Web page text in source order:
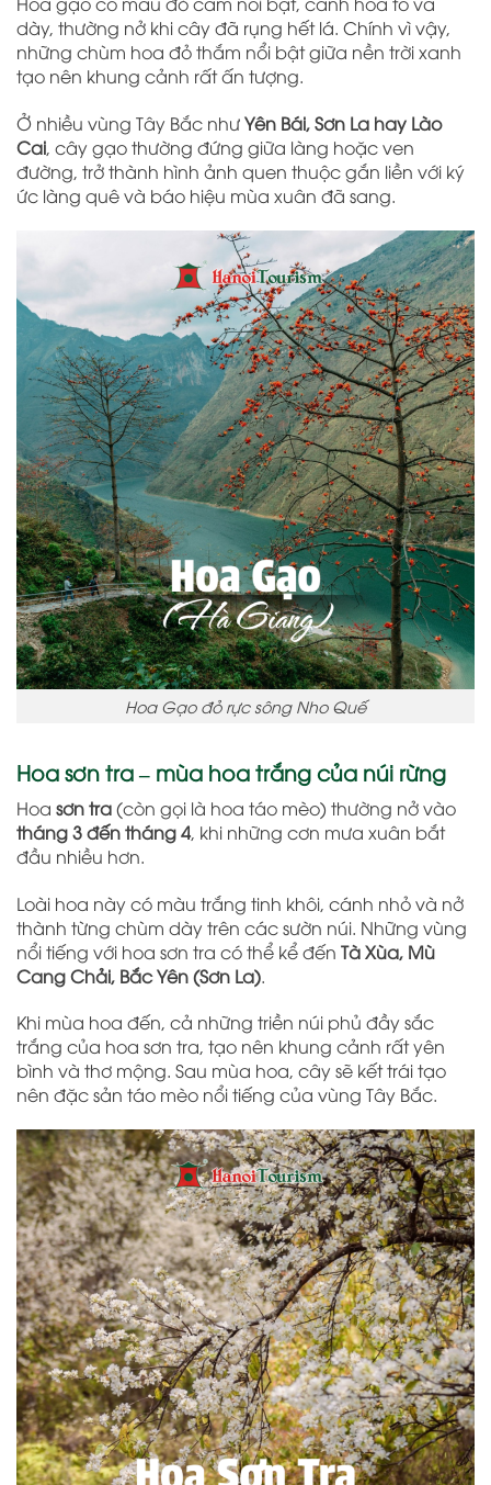
dày, thường nở khi cây đã rụng hết lá. Chính vì vậy,
những chùm hoa đỏ thắm nổi bật giữa nền trời xanh
tạo nên khung cảnh rất ấn tượng.
Ở nhiều vùng Tây Bắc nhưYên Bái, Sơn La hay Lào
Cai, cây gạo thường đứng giữa làng hoặc ven
đường, trở thành hình ảnh quen thuộc gắn liền với ký
ức làng quê và báo hiệu mùa xuân đã sang.
Hoa Gạo đỏ rực sông Nho Quế
Hoa sơn tra – mùa hoa trắng của núi rừng
Hoa sơn tra(còn gọi là hoa táo mèo) thường nở vào
tháng 3 đến tháng 4, khi những cơn mưa xuân bắt
đầu nhiều hơn.
Loài hoa này có màu trắng tinh khôi, cánh nhỏ và nở
thành từng chùm dày trên các sườn núi. Những vùng
nổi tiếng với hoa sơn tra có thể kể đến Tà Xùa, Mù
Cang Chải, Bắc Yên (Sơn La).
Khi mùa hoa đến, cả những triền núi phủ đầy sắc
trắng của hoa sơn tra, tạo nên khung cảnh rất yên
bình và thơ mộng. Sau mùa hoa, cây sẽ kết trái tạo
nên đặc sản táo mèo nổi tiếng của vùng Tây Bắc.